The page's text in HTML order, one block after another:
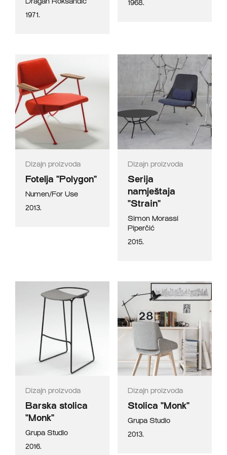
1971.
1968.
Dizajn proizvoda
Fotelja "Polygon"
Numen/For Use
2013.
Dizajn proizvoda
Serija
namještaja
"Strain"
Simon Morassi
Piperčić
2015.
Dizajn proizvoda
Barska stolica
"Monk"
Grupa Studio
2016.
Dizajn proizvoda
Stolica "Monk"
Grupa Studio
2013.